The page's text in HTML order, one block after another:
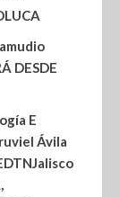
DESDE
E
Ávila